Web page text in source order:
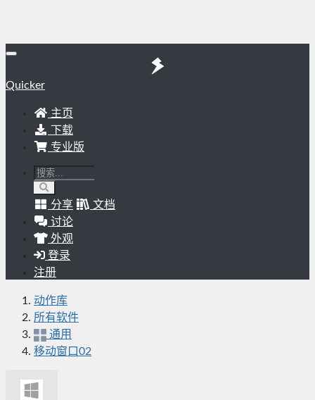
Quicker
主页
下载
专业版
分享
文档
讨论
外观
登录
注册
动作库
所有软件
通用
移动窗口02